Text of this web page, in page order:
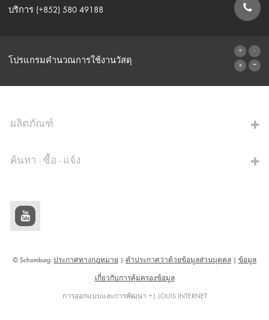
บริการ (+852) 580 49188
แบบฟอร์มการติดต่อ
โปรแกรมคำนวณการใช้งานวัสดุ
ผลิตภัณฑ์
ค้นหา - ซื้อ - แจ้ง
© Schomburg. ประกาศทางกฎหมาย คำประกาศว่าด้วยข้อมูลส่วนบุคคล ข้อมูล
เกี่ยวกับการคุ้มครองข้อมูล
การออกแบบและการพัฒนา +| LOUIS INTERNET